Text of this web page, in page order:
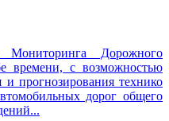
Мониторинга Дорожного
времени, с возможностью
и прогнозирования технико
дорог общего